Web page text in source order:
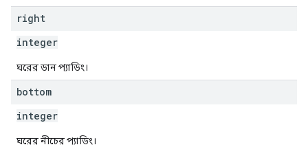
right
integer
ঘরের ডান প্যাডিং।
bottom
integer
ঘরের নীচের প্যাডিং।